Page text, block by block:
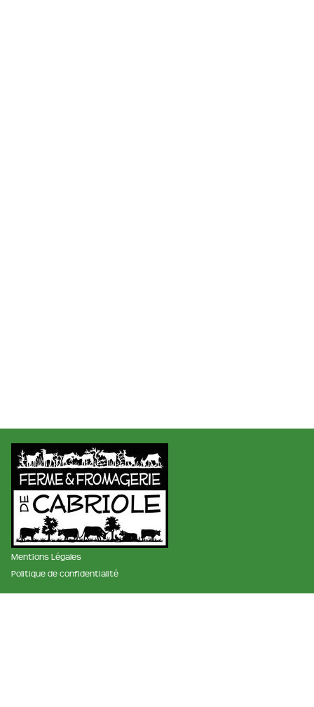
Mentions Légales
Politique de confidentialité